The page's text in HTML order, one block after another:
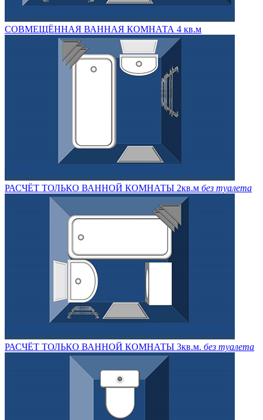
СОВМЕЩЁННАЯ ВАННАЯ КОМНАТА 4 кв.м
РАСЧЁТ ТОЛЬКО ВАННОЙ КОМНАТЫ 2кв.м без туалета
РАСЧЁТ ТОЛЬКО ВАННОЙ КОМНАТЫ 3кв.м. без туалета